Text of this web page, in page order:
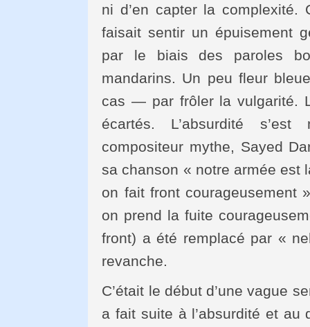
ni d’en capter la complexité.
faisait sentir un épuisement
par le biais des paroles
mandarins. Un peu fleur
cas — par frôler la vulgarité.
écartés. L’absurdité
compositeur mythe, Sayed
sa chanson « notre armée est
on fait front courageusement
on prend la fuite
front) a été remplacé par «
revanche.
C’était le début d’une vague
a fait suite à l’absurdité et au